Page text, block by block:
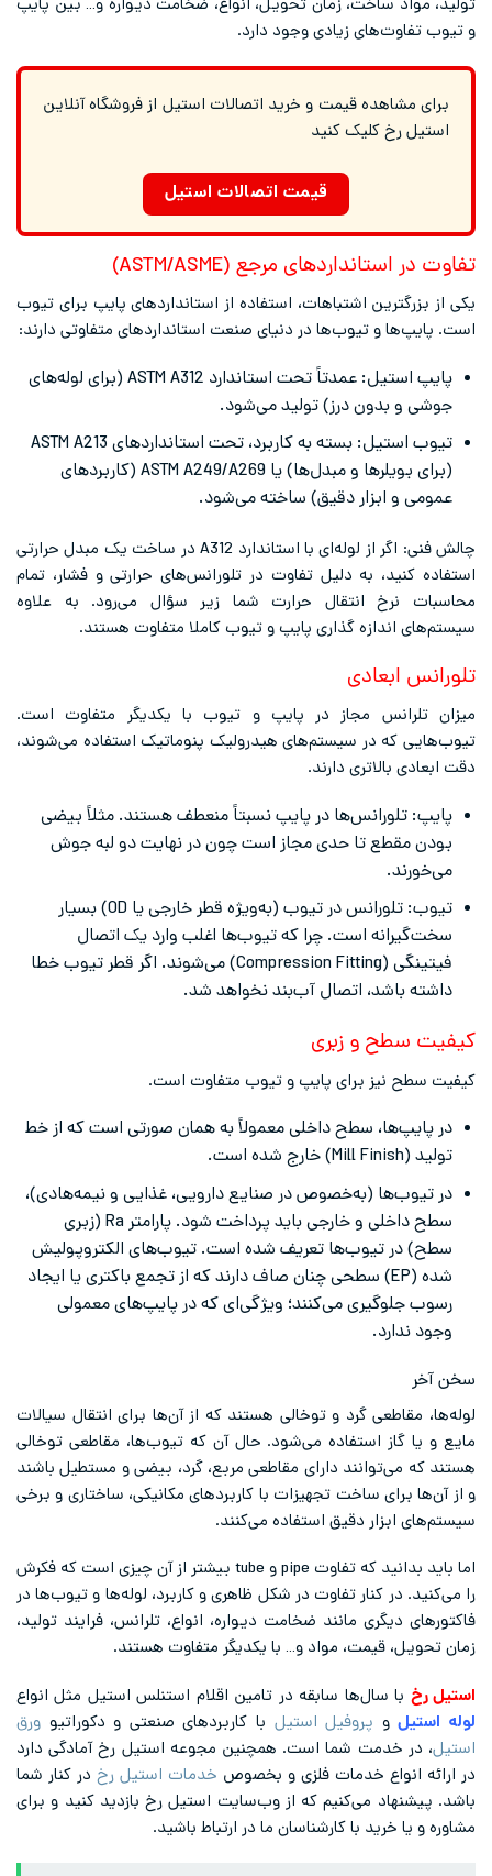
تولید، مواد ساخت، زمان تحویل، انواع، ضخامت دیواره و… بین پایپ
و تیوب تفاوت‌های زیادی وجود دارد.
برای مشاهده قیمت و خرید اتصالات استیل از فروشگاه آنلاین
استیل رخ کلیک کنید
قیمت اتصالات استیل
تفاوت در استانداردهای مرجع (ASTM/ASME)
یکی از بزرگترین اشتباهات، استفاده از استانداردهای پایپ برای تیوب
است. پایپ‌ها و تیوب‌ها در دنیای صنعت استانداردهای متفاوتی دارند:
پایپ استیل: عمدتاً تحت استاندارد ASTM A312 (برای لوله‌های
جوشی و بدون درز) تولید می‌شود.
تیوب استیل: بسته به کاربرد، تحت استانداردهای ASTM A213
(برای بویلرها و مبدل‌ها) یا ASTM A249/A269 (کاربردهای
عمومی و ابزار دقیق) ساخته می‌شود.
چالش فنی: اگر از لوله‌ای با استاندارد A312 در ساخت یک مبدل حرارتی
استفاده کنید، به دلیل تفاوت در تلورانس‌های حرارتی و فشار، تمام
محاسبات نرخ انتقال حرارت شما زیر سؤال می‌رود. به علاوه
سیستم‌های اندازه گذاری پایپ و تیوب کاملا متفاوت هستند.
تلورانس ابعادی
میزان تلرانس مجاز در پایپ و تیوب با یکدیگر متفاوت است.
تیوب‌هایی که در سیستم‌های هیدرولیک پنوماتیک استفاده می‌شوند،
دقت ابعادی بالاتری دارند.
پایپ: تلورانس‌ها در پایپ نسبتاً منعطف هستند. مثلاً بیضی
بودن مقطع تا حدی مجاز است چون در نهایت دو لبه جوش
می‌خورند.
تیوب: تلورانس در تیوب (به‌ویژه قطر خارجی یا OD) بسیار
سخت‌گیرانه است. چرا که تیوب‌ها اغلب وارد یک اتصال
فیتینگی (Compression Fitting) می‌شوند. اگر قطر تیوب خطا
داشته باشد، اتصال آب‌بند نخواهد شد.
کیفیت سطح و زبری
کیفیت سطح نیز برای پایپ و تیوب متفاوت است.
در پایپ‌ها، سطح داخلی معمولاً به همان صورتی است که از خط
تولید (Mill Finish) خارج شده است.
در تیوب‌ها (به‌خصوص در صنایع دارویی، غذایی و نیمه‌هادی)،
سطح داخلی و خارجی باید پرداخت شود. پارامتر Ra (زبری
سطح) در تیوب‌ها تعریف شده است. تیوب‌های الکتروپولیش
شده (EP) سطحی چنان صاف دارند که از تجمع باکتری یا ایجاد
رسوب جلوگیری می‌کنند؛ ویژگی‌ای که در پایپ‌های معمولی
وجود ندارد.
سخن آخر
لوله‌ها، مقاطعی گرد و توخالی هستند که از آن‌ها برای انتقال سیالات
مایع و یا گاز استفاده می‌‌شود. حال آن که تیوب‌ها، مقاطعی توخالی
هستند که می‌توانند دارای مقاطعی مربع، گرد، بیضی و مستطیل باشند
و از آن‌ها برای ساخت تجهیزات با کاربردهای مکانیکی، ساختاری و برخی
سیستم‌های ابزار دقیق استفاده می‌کنند.
اما باید بدانید که تفاوت pipe و tube بیشتر از آن چیزی است که فکرش
را می‌کنید. در کنار تفاوت در شکل ظاهری و کاربرد، لوله‌ها و تیوب‌ها در
فاکتورهای دیگری مانند ضخامت دیواره، انواع، تلرانس، فرایند تولید،
زمان تحویل، قیمت، مواد و… با یکدیگر متفاوت هستند.
استیل رخ با سال‌ها سابقه در تامین اقلام استنلس استیل مثل انواع
لوله استیلو پروفیل استیل با کاربردهای صنعتی و دکوراتیو ورق
استیل، در خدمت شما است. همچنین مجوعه استیل رخ آمادگی دارد
در ارائه انواع خدمات فلزی و بخصوص خدمات استیل رخ در کنار شما
باشد. پیشنهاد می‌کنیم که از وب‌سایت استیل رخ بازدید کنید و برای
مشاوره و یا خرید با کارشناسان ما در ارتباط باشید.